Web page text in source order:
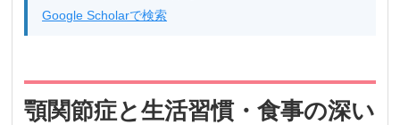
Google Scholarで検索
顎関節症と生活習慣・食事の深い